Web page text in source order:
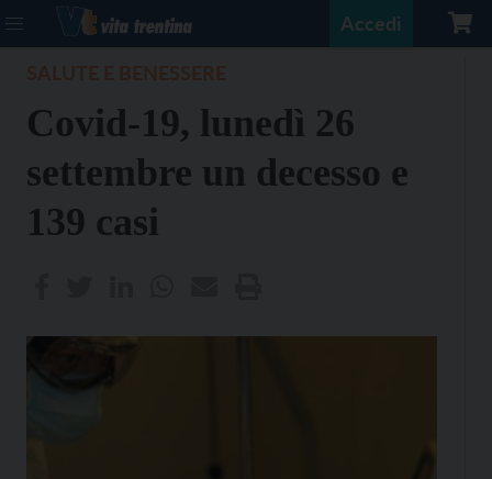
Accedi
Covid-19, lunedì 26
settembre un decesso e
139 casi